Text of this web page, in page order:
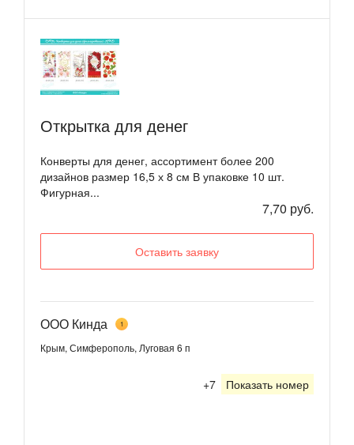
Открытка для денег
Конверты для денег, ассортимент более 200
дизайнов размер 16,5 х 8 см В упаковке 10 шт.
Фигурная...
7,70 руб.
Оставить заявку
ООО Кинда 1
Крым, Симферополь, Луговая 6 п
+7 Показать номер